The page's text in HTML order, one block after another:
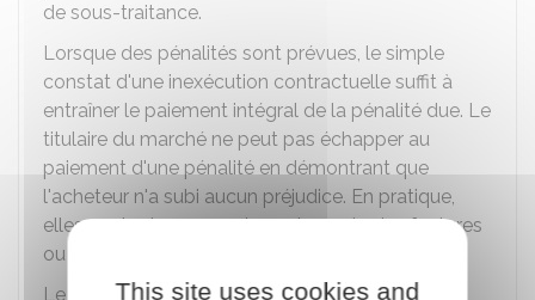
de sous-traitance.
Lorsque des pénalités sont prévues, le simple
constat d'une inexécution contractuelle suffit à
entraîner le paiement intégral de la pénalité due. Le
titulaire du marché ne peut pas échapper au
paiement d'une pénalité en démontrant que
l'acheteur n'a subi aucun préjudice. En pratique,
elles sont retenues sur les paiements des factures
ou des
Le cahier des clauses administratives générales
This site uses cookies and